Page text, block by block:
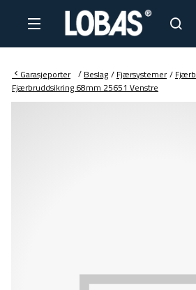
Garasjeporter / Beslag / Fjærsystemer /
Fjærbruddsikring 68mm 25651 Venstre